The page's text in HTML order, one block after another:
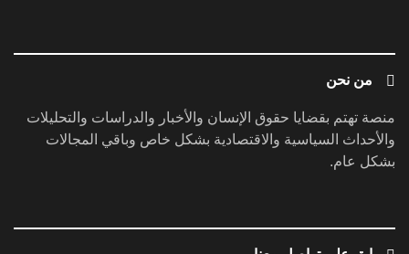
من نحن
منصة تهتم بقضايا حقوق الإنسان والأخبار والدراسات والتحليلات
والأحداث السياسية والاقتصادية بشكل خاص وباقي المجالات
بشكل عام.